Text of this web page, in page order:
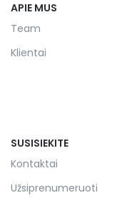
APIE MUS
Team
Klientai
SUSISIEKITE
Kontaktai
Užsiprenumeruoti